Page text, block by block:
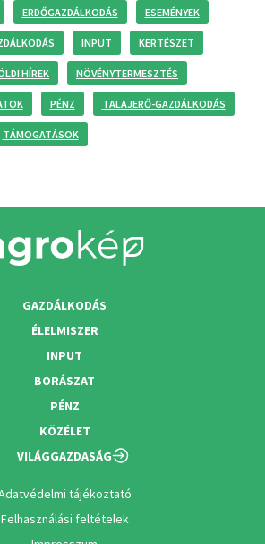
ERDŐGAZDÁLKODÁS ESEMÉNYEK
INPUT KERTÉSZET
HÍREK NÖVÉNYTERMESZTÉS
PÉNZ TALAJERŐ-GAZDÁLKODÁS
TÁMOGATÁSOK
GAZDÁLKODÁS
ÉLELMISZER
INPUT
BORÁSZAT
PÉNZ
KÖZÉLET
VILÁGGAZDASÁG
tájékoztató
Felhasználási feltételek